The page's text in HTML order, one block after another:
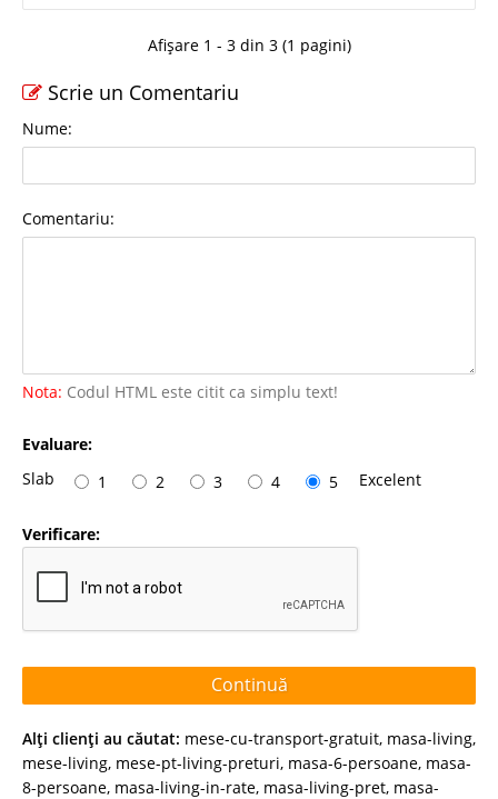
Afișare 1 - 3 din 3 (1 pagini)
Scrie un Comentariu
Nume:
Comentariu:
Nota: Codul HTML este citit ca simplu text!
Evaluare:
Slab
1 2 3 4 5 Excelent
Verificare:
Continuă
Alţi clienţi au căutat: mese-cu-transport-gratuit, masa-living,
mese-living, mese-pt-living-preturi, masa-6-persoane, masa-
8-persoane, masa-living-in-rate, masa-living-pret, masa-